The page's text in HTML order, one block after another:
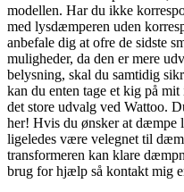
modellen. Har du ikke
med lysdæmperen uden
anbefale dig at ofre de sidste
muligheder, da den er mere
belysning, skal du samtidig
kan du enten tage et kig på
det store udvalg ved Wattoo.
her! Hvis du ønsker at
ligeledes være velegnet til
transformeren kan klare
brug for hjælp så kontakt mig